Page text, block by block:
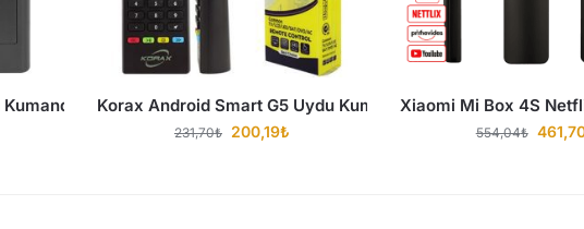
Korax Android Smart G5 Uydu Kumandası
231,70₺ 200,19₺
Xiaomi Mi Box 4S
554,04₺